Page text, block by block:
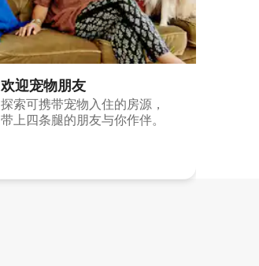
欢迎宠物朋友
探索可携带宠物入住的房源，
带上四条腿的朋友与你作伴。